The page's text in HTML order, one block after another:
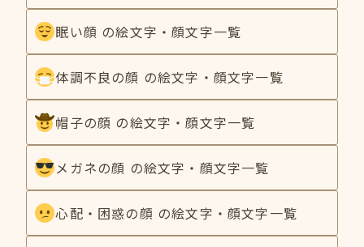
眠い顔 の絵文字・顔文字一覧
体調不良の顔 の絵文字・顔文字一覧
帽子の顔 の絵文字・顔文字一覧
メガネの顔 の絵文字・顔文字一覧
心配・困惑の顔 の絵文字・顔文字一覧